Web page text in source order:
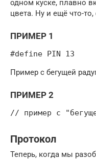
одном куске, плавно
цвета. Ну и ещё что-то,
ПРИМЕР 1
#define PIN 13
Пример с бегущей
ПРИМЕР 2
// пример с
Протокол
Теперь, когда мы